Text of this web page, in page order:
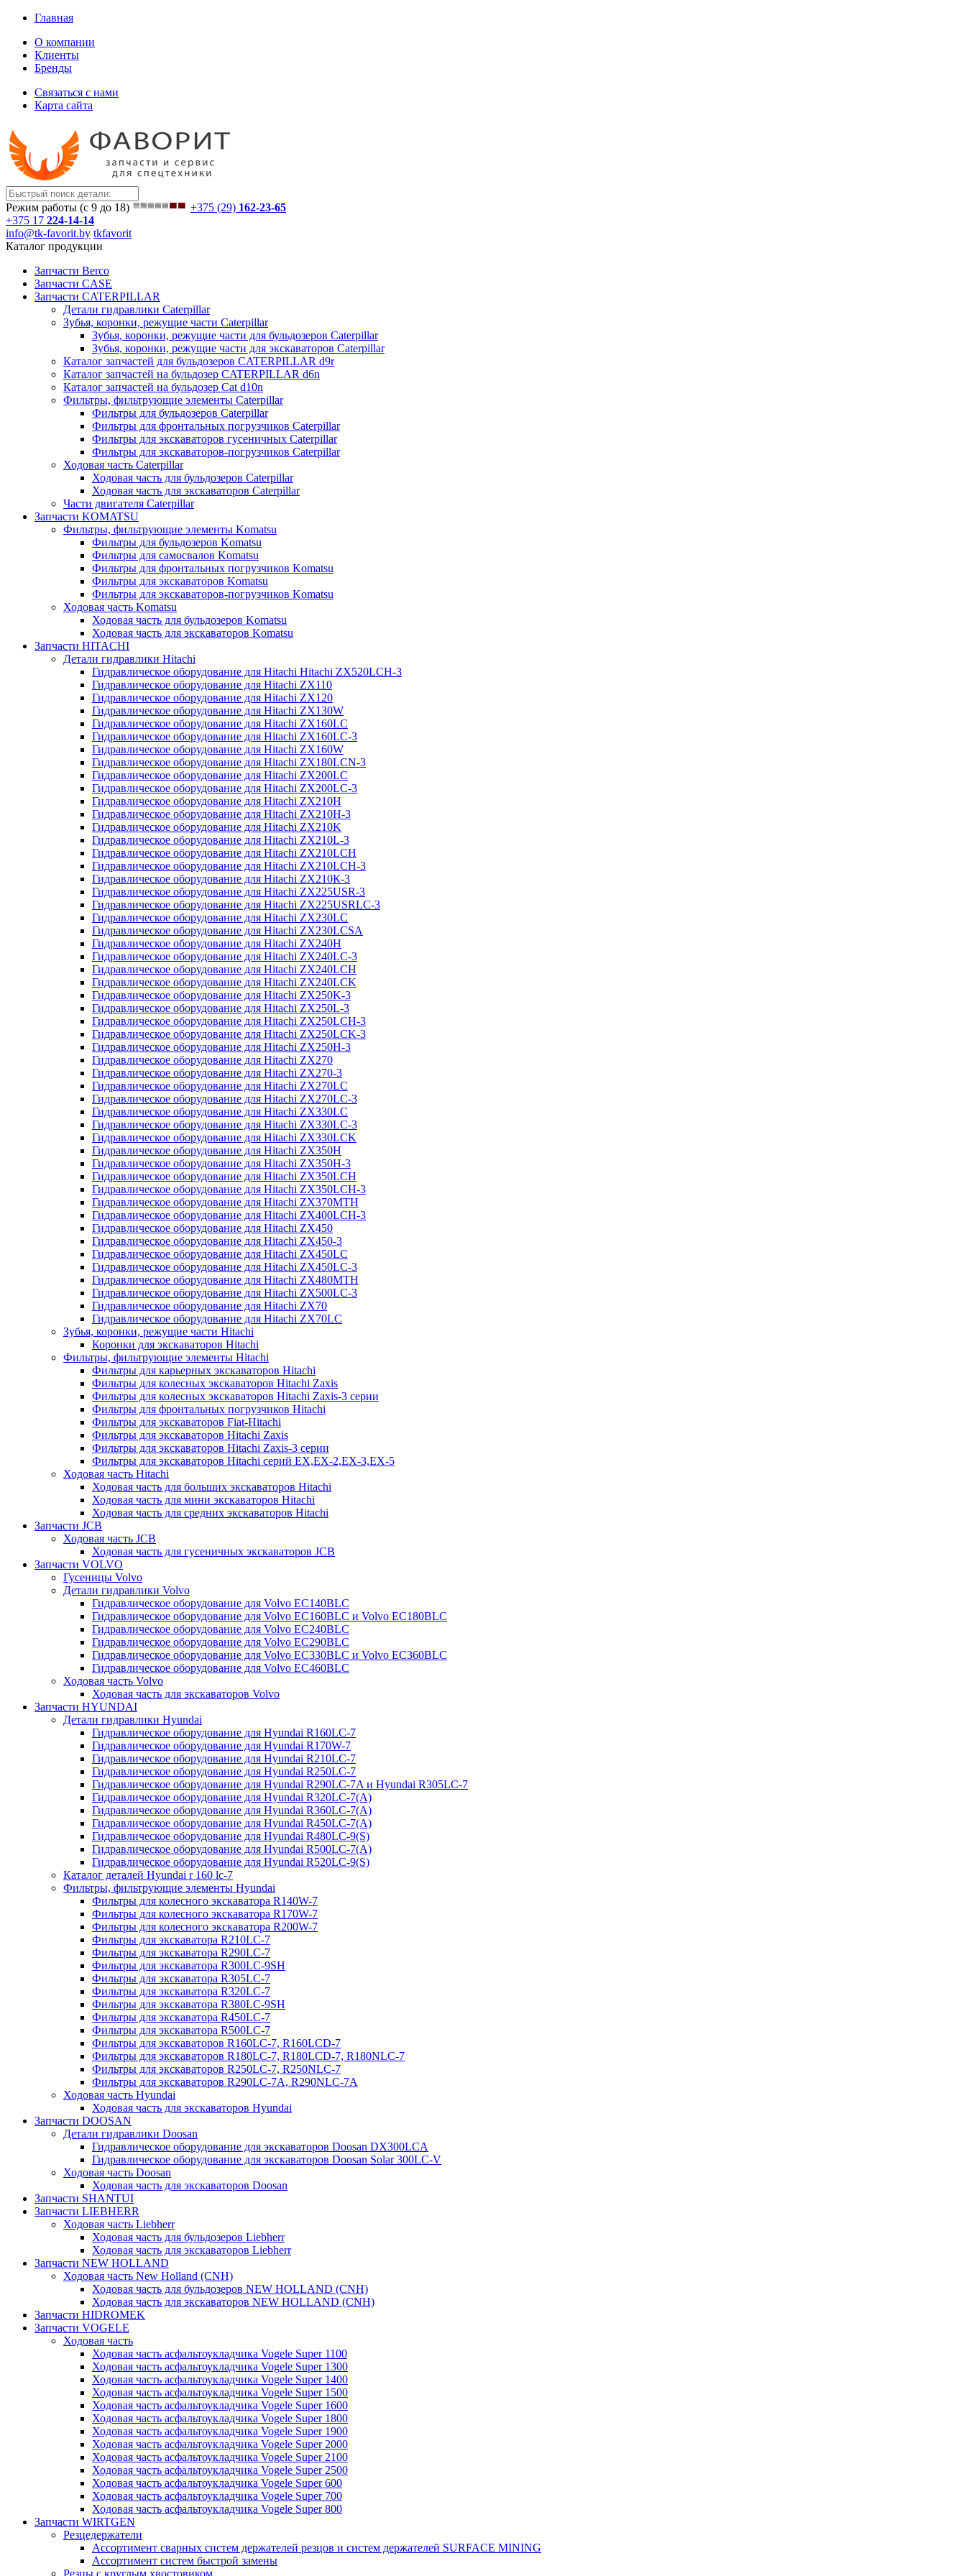
Главная
О компании
Клиенты
Бренды
Связаться с нами
Карта сайта
Режим работы (с 9 до 18) +375 (29) 162-23-65
+375 17 224-14-14
info@tk-favorit.by tkfavorit
Каталог продукции
Запчасти Berco
Запчасти CASE
Запчасти CATERPILLAR
Детали гидравлики Caterpillar
Зубья, коронки, режущие части Caterpillar
Зубья, коронки, режущие части для бульдозеров Caterpillar
Зубья, коронки, режущие части для экскаваторов Caterpillar
Каталог запчастей для бульдозеров CATERPILLAR d9r
Каталог запчастей на бульдозер CATERPILLAR d6n
Каталог запчастей на бульдозер Сat d10n
Фильтры, фильтрующие элементы Caterpillar
Фильтры для бульдозеров Caterpillar
Фильтры для фронтальных погрузчиков Caterpillar
Фильтры для экскаваторов гусеничных Caterpillar
Фильтры для экскаваторов-погрузчиков Caterpillar
Ходовая часть Caterpillar
Ходовая часть для бульдозеров Caterpillar
Ходовая часть для экскаваторов Caterpillar
Части двигателя Caterpillar
Запчасти KOMATSU
Фильтры, фильтрующие элементы Komatsu
Фильтры для бульдозеров Komatsu
Фильтры для самосвалов Komatsu
Фильтры для фронтальных погрузчиков Komatsu
Фильтры для экскаваторов Komatsu
Фильтры для экскаваторов-погрузчиков Komatsu
Ходовая часть Komatsu
Ходовая часть для бульдозеров Komatsu
Ходовая часть для экскаваторов Komatsu
Запчасти HITACHI
Детали гидравлики Hitachi
Гидравлическое оборудование для Hitachi Hitachi ZX520LCH-3
Гидравлическое оборудование для Hitachi ZX110
Гидравлическое оборудование для Hitachi ZX120
Гидравлическое оборудование для Hitachi ZX130W
Гидравлическое оборудование для Hitachi ZX160LC
Гидравлическое оборудование для Hitachi ZX160LC-3
Гидравлическое оборудование для Hitachi ZX160W
Гидравлическое оборудование для Hitachi ZX180LCN-3
Гидравлическое оборудование для Hitachi ZX200LC
Гидравлическое оборудование для Hitachi ZX200LC-3
Гидравлическое оборудование для Hitachi ZX210H
Гидравлическое оборудование для Hitachi ZX210H-3
Гидравлическое оборудование для Hitachi ZX210K
Гидравлическое оборудование для Hitachi ZX210L-3
Гидравлическое оборудование для Hitachi ZX210LCH
Гидравлическое оборудование для Hitachi ZX210LCH-3
Гидравлическое оборудование для Hitachi ZX210К-3
Гидравлическое оборудование для Hitachi ZX225USR-3
Гидравлическое оборудование для Hitachi ZX225USRLC-3
Гидравлическое оборудование для Hitachi ZX230LC
Гидравлическое оборудование для Hitachi ZX230LCSA
Гидравлическое оборудование для Hitachi ZX240H
Гидравлическое оборудование для Hitachi ZX240LC-3
Гидравлическое оборудование для Hitachi ZX240LCH
Гидравлическое оборудование для Hitachi ZX240LCK
Гидравлическое оборудование для Hitachi ZX250K-3
Гидравлическое оборудование для Hitachi ZX250L-3
Гидравлическое оборудование для Hitachi ZX250LCH-3
Гидравлическое оборудование для Hitachi ZX250LCK-3
Гидравлическое оборудование для Hitachi ZX250Н-3
Гидравлическое оборудование для Hitachi ZX270
Гидравлическое оборудование для Hitachi ZX270-3
Гидравлическое оборудование для Hitachi ZX270LC
Гидравлическое оборудование для Hitachi ZX270LC-3
Гидравлическое оборудование для Hitachi ZX330LC
Гидравлическое оборудование для Hitachi ZX330LC-3
Гидравлическое оборудование для Hitachi ZX330LCK
Гидравлическое оборудование для Hitachi ZX350H
Гидравлическое оборудование для Hitachi ZX350H-3
Гидравлическое оборудование для Hitachi ZX350LCH
Гидравлическое оборудование для Hitachi ZX350LCH-3
Гидравлическое оборудование для Hitachi ZX370MTH
Гидравлическое оборудование для Hitachi ZX400LCH-3
Гидравлическое оборудование для Hitachi ZX450
Гидравлическое оборудование для Hitachi ZX450-3
Гидравлическое оборудование для Hitachi ZX450LC
Гидравлическое оборудование для Hitachi ZX450LC-3
Гидравлическое оборудование для Hitachi ZX480MTH
Гидравлическое оборудование для Hitachi ZX500LC-3
Гидравлическое оборудование для Hitachi ZX70
Гидравлическое оборудование для Hitachi ZX70LC
Зубья, коронки, режущие части Hitachi
Коронки для экскаваторов Hitachi
Фильтры, фильтрующие элементы Hitachi
Фильтры для карьерных экскаваторов Hitachi
Фильтры для колесных экскаваторов Hitachi Zaxis
Фильтры для колесных экскаваторов Hitachi Zaxis-3 серии
Фильтры для фронтальных погрузчиков Hitachi
Фильтры для экскаваторов Fiat-Hitachi
Фильтры для экскаваторов Hitachi Zaxis
Фильтры для экскаваторов Hitachi Zaxis-3 серии
Фильтры для экскаваторов Hitachi серий EX,EX-2,EX-3,EX-5
Ходовая часть Hitachi
Ходовая часть для больших экскаваторов Hitachi
Ходовая часть для мини экскаваторов Hitachi
Ходовая часть для средних экскаваторов Hitachi
Запчасти JCB
Ходовая часть JCB
Ходовая часть для гусеничных экскаваторов JCB
Запчасти VOLVO
Гусеницы Volvo
Детали гидравлики Volvo
Гидравлическое оборудование для Volvo EC140BLC
Гидравлическое оборудование для Volvo EC160BLC и Volvo EC180BLC
Гидравлическое оборудование для Volvo EC240BLC
Гидравлическое оборудование для Volvo EC290BLC
Гидравлическое оборудование для Volvo EC330BLC и Volvo EC360BLC
Гидравлическое оборудование для Volvo EC460BLC
Ходовая часть Volvo
Ходовая часть для экскаваторов Volvo
Запчасти HYUNDAI
Детали гидравлики Hyundai
Гидравлическое оборудование для Hyundai R160LC-7
Гидравлическое оборудование для Hyundai R170W-7
Гидравлическое оборудование для Hyundai R210LC-7
Гидравлическое оборудование для Hyundai R250LC-7
Гидравлическое оборудование для Hyundai R290LC-7A и Hyundai R305LC-7
Гидравлическое оборудование для Hyundai R320LC-7(A)
Гидравлическое оборудование для Hyundai R360LC-7(A)
Гидравлическое оборудование для Hyundai R450LC-7(A)
Гидравлическое оборудование для Hyundai R480LC-9(S)
Гидравлическое оборудование для Hyundai R500LC-7(A)
Гидравлическое оборудование для Hyundai R520LC-9(S)
Каталог деталей Hyundai r 160 lc-7
Фильтры, фильтрующие элементы Hyundai
Фильтры для колесного экскаватора R140W-7
Фильтры для колесного экскаватора R170W-7
Фильтры для колесного экскаватора R200W-7
Фильтры для экскаватора R210LC-7
Фильтры для экскаватора R290LC-7
Фильтры для экскаватора R300LC-9SH
Фильтры для экскаватора R305LC-7
Фильтры для экскаватора R320LC-7
Фильтры для экскаватора R380LC-9SH
Фильтры для экскаватора R450LC-7
Фильтры для экскаватора R500LC-7
Фильтры для экскаваторов R160LC-7, R160LCD-7
Фильтры для экскаваторов R180LC-7, R180LCD-7, R180NLC-7
Фильтры для экскаваторов R250LC-7, R250NLC-7
Фильтры для экскаваторов R290LC-7A, R290NLC-7A
Ходовая часть Hyundai
Ходовая часть для экскаваторов Hyundai
Запчасти DOOSAN
Детали гидравлики Doosan
Гидравлическое оборудование для экскаваторов Doosan DX300LCA
Гидравлическое оборудование для экскаваторов Doosan Solar 300LC-V
Ходовая часть Doosan
Ходовая часть для экскаваторов Doosan
Запчасти SHANTUI
Запчасти LIEBHERR
Ходовая часть Liebherr
Ходовая часть для бульдозеров Liebherr
Ходовая часть для экскаваторов Liebherr
Запчасти NEW HOLLAND
Ходовая часть New Holland (CNH)
Ходовая часть для бульдозеров NEW HOLLAND (CNH)
Ходовая часть для экскаваторов NEW HOLLAND (CNH)
Запчасти HIDROMEK
Запчасти VOGELE
Ходовая часть
Ходовая часть асфальтоукладчика Vogele Super 1100
Ходовая часть асфальтоукладчика Vogele Super 1300
Ходовая часть асфальтоукладчика Vogele Super 1400
Ходовая часть асфальтоукладчика Vogele Super 1500
Ходовая часть асфальтоукладчика Vogele Super 1600
Ходовая часть асфальтоукладчика Vogele Super 1800
Ходовая часть асфальтоукладчика Vogele Super 1900
Ходовая часть асфальтоукладчика Vogele Super 2000
Ходовая часть асфальтоукладчика Vogele Super 2100
Ходовая часть асфальтоукладчика Vogele Super 2500
Ходовая часть асфальтоукладчика Vogele Super 600
Ходовая часть асфальтоукладчика Vogele Super 700
Ходовая часть асфальтоукладчика Vogele Super 800
Запчасти WIRTGEN
Резцедержатели
Ассортимент сварных систем держателей резцов и систем держателей SURFACE MINING
Ассортимент систем быстрой замены
Резцы с круглым хвостовиком